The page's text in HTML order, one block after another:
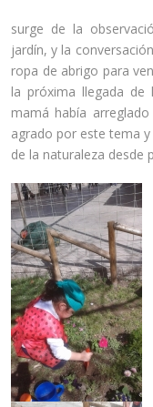
surge de la
jardín, y la
ropa de abrigo para
la próxima llegada de
mamá había
agrado por este tema
de la naturaleza desde